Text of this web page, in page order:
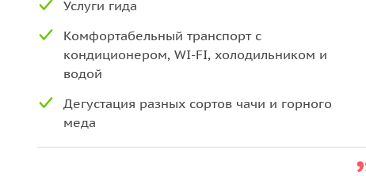
Услуги гида
Комфортабельный транспорт с
кондиционером, WI-FI, холодильником и
водой
Дегустация разных сортов чачи и горного
меда